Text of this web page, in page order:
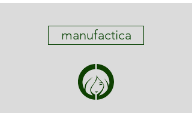
manufactica